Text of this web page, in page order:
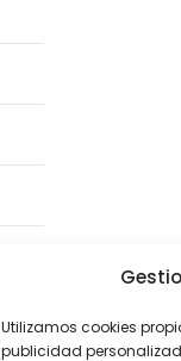
Utilizamos cookies
publicidad